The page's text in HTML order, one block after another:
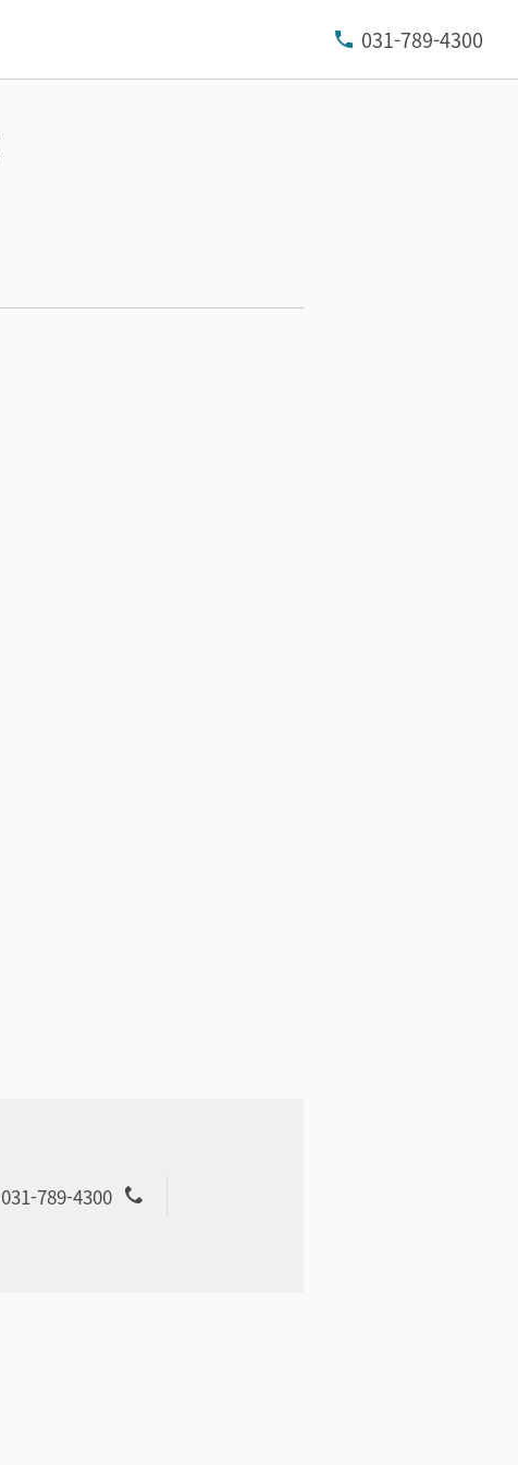
031-789-4300
031-789-4300